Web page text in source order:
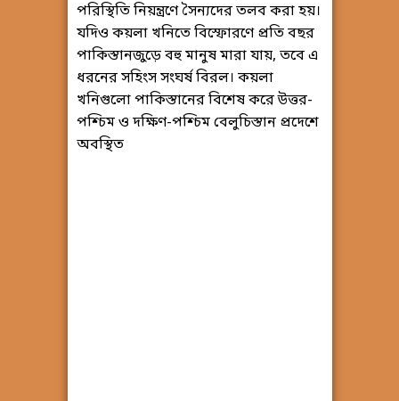
পরিস্থিতি নিয়ন্ত্রণে সৈন্যদের তলব করা হয়।
যদিও কয়লা খনিতে বিস্ফোরণে প্রতি বছর
পাকিস্তানজুড়ে বহু মানুষ মারা যায়, তবে এ
ধরনের সহিংস সংঘর্ষ বিরল। কয়লা
খনিগুলো পাকিস্তানের বিশেষ করে উত্তর-
পশ্চিম ও দক্ষিণ-পশ্চিম বেলুচিস্তান প্রদেশে
অবস্থিত